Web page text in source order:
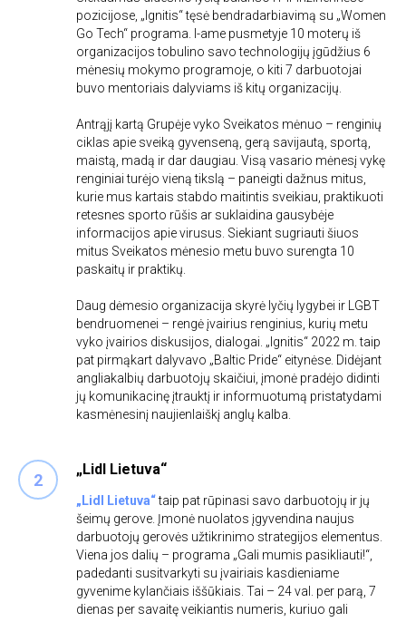
pozicijose, „Ignitis“ tęsė bendradarbiavimą su „Women
Go Tech“ programa. I-ame pusmetyje 10 moterų iš
organizacijos tobulino savo technologijų įgūdžius 6
mėnesių mokymo programoje, o kiti 7 darbuotojai
buvo mentoriais dalyviams iš kitų organizacijų.
Antrąjį kartą Grupėje vyko Sveikatos mėnuo – renginių
ciklas apie sveiką gyvenseną, gerą savijautą, sportą,
maistą, madą ir dar daugiau. Visą vasario mėnesį vykę
renginiai turėjo vieną tikslą – paneigti dažnus mitus,
kurie mus kartais stabdo maitintis sveikiau, praktikuoti
retesnes sporto rūšis ar suklaidina gausybėje
informacijos apie virusus. Siekiant sugriauti šiuos
mitus Sveikatos mėnesio metu buvo surengta 10
paskaitų ir praktikų.
Daug dėmesio organizacija skyrė lyčių lygybei ir LGBT
bendruomenei – rengė įvairius renginius, kurių metu
vyko įvairios diskusijos, dialogai. „Ignitis“ 2022 m. taip
pat pirmąkart dalyvavo „Baltic Pride“ eitynėse. Didėjant
angliakalbių darbuotojų skaičiui, įmonė pradėjo didinti
jų komunikacinę įtrauktį ir informuotumą pristatydami
kasmėnesinį naujienlaiškį anglų kalba.
„Lidl Lietuva“
„Lidl Lietuva“taip pat rūpinasi savo darbuotojų ir jų
šeimų gerove. Įmonė nuolatos įgyvendina naujus
darbuotojų gerovės užtikrinimo strategijos elementus.
Viena jos dalių – programa „Gali mumis pasikliauti!“,
padedanti susitvarkyti su įvairiais kasdieniame
gyvenime kylančiais iššūkiais. Tai – 24 val. per parą, 7
dienas per savaitę veikiantis numeris, kuriuo gali